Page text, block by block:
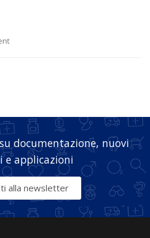
documentazione, nuovi
applicazioni
alla newsletter